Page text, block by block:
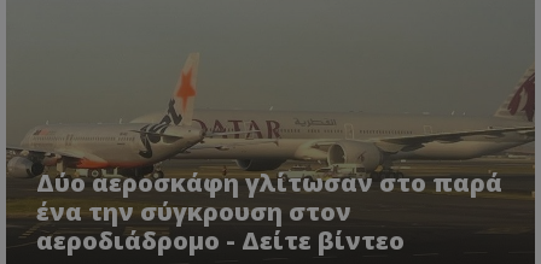
Δύο αεροσκάφη γλίτωσαν στο παρά
ένα την σύγκρουση στον
αεροδιάδρομο - Δείτε βίντεο